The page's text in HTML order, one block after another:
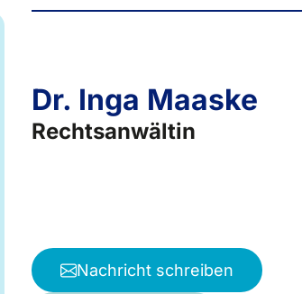
Dr. Inga Maaske
Rechtsanwältin
Nachricht schreiben